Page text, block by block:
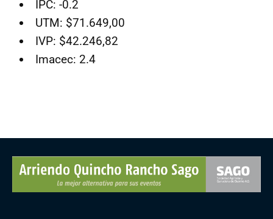
IPC: -0.2
UTM: $71.649,00
IVP: $42.246,82
Imacec: 2.4